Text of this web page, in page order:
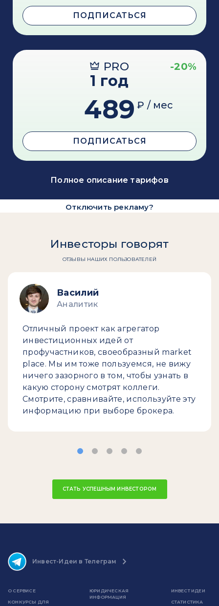
ПОДПИСАТЬСЯ
PRO -20%
1 год
489 ₽ / мес
ПОДПИСАТЬСЯ
Полное описание тарифов
Отключить рекламу?
Инвесторы говорят
ОТЗЫВЫ НАШИХ ПОЛЬЗОВАТЕЛЕЙ
Василий
Аналитик
Отличный проект как агрегатор
инвестиционных идей от
профучастников, своеобразный market
place. Мы им тоже пользуемся, не вижу
ничего зазорного в том, чтобы узнать в
какую сторону смотрят коллеги.
Смотрите, сравнивайте, используйте эту
информацию при выборе брокера.
СТАТЬ УСПЕШНЫМ ИНВЕСТОРОМ
Инвест-Идеи в Телеграм
О СЕРВИСЕ
КОНКУРСЫ ДЛЯ
ЮРИДИЧЕСКАЯ
ИНФОРМАЦИЯ
ИНВЕСТ ИДЕИ
СТАТИСТИКА